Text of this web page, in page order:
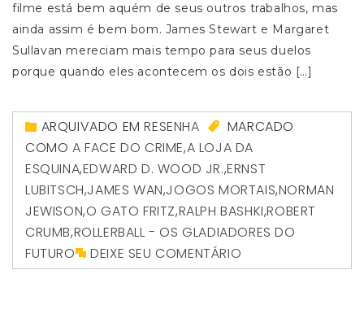
filme está bem aquém de seus outros trabalhos, mas
ainda assim é bem bom. James Stewart e Margaret
Sullavan mereciam mais tempo para seus duelos
porque quando eles acontecem os dois estão […]
ARQUIVADO EMRESENHA
MARCADO
COMO A FACE DO CRIME,A LOJA DA
ESQUINA,EDWARD D. WOOD JR.,ERNST
LUBITSCH,JAMES WAN,JOGOS MORTAIS,NORMAN
JEWISON,O GATO FRITZ,RALPH BASHKI,ROBERT
CRUMB,ROLLERBALL - OS GLADIADORES DO
FUTURO
DEIXE SEU COMENTÁRIO